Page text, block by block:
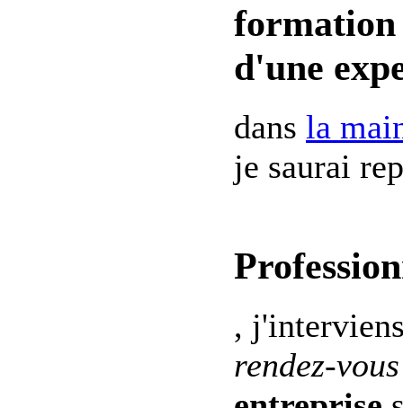
formation
d'une
dans la
je saurai
,
rendez-